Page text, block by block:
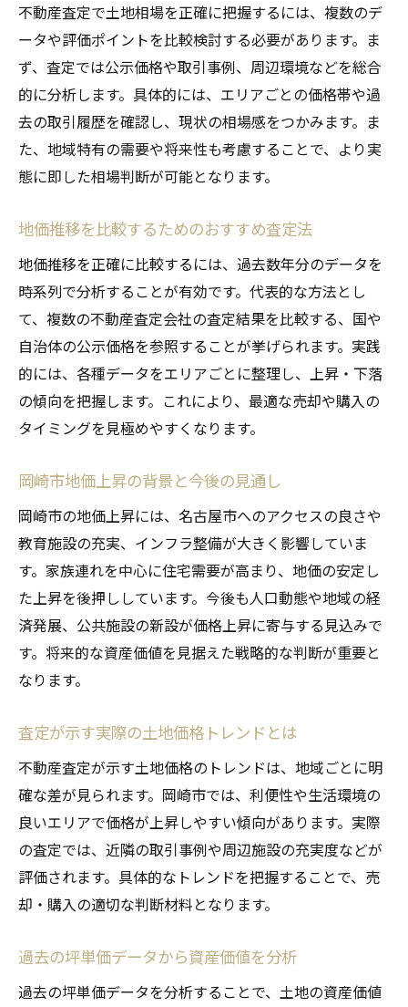
不動産査定で土地相場を正確に把握するには、複数のデ
ータや評価ポイントを比較検討する必要があります。ま
ず、査定では公示価格や取引事例、周辺環境などを総合
的に分析します。具体的には、エリアごとの価格帯や過
去の取引履歴を確認し、現状の相場感をつかみます。ま
た、地域特有の需要や将来性も考慮することで、より実
態に即した相場判断が可能となります。
地価推移を比較するためのおすすめ査定法
地価推移を正確に比較するには、過去数年分のデータを
時系列で分析することが有効です。代表的な方法とし
て、複数の不動産査定会社の査定結果を比較する、国や
自治体の公示価格を参照することが挙げられます。実践
的には、各種データをエリアごとに整理し、上昇・下落
の傾向を把握します。これにより、最適な売却や購入の
タイミングを見極めやすくなります。
岡崎市地価上昇の背景と今後の見通し
岡崎市の地価上昇には、名古屋市へのアクセスの良さや
教育施設の充実、インフラ整備が大きく影響していま
す。家族連れを中心に住宅需要が高まり、地価の安定し
た上昇を後押ししています。今後も人口動態や地域の経
済発展、公共施設の新設が価格上昇に寄与する見込みで
す。将来的な資産価値を見据えた戦略的な判断が重要と
なります。
査定が示す実際の土地価格トレンドとは
不動産査定が示す土地価格のトレンドは、地域ごとに明
確な差が見られます。岡崎市では、利便性や生活環境の
良いエリアで価格が上昇しやすい傾向があります。実際
の査定では、近隣の取引事例や周辺施設の充実度などが
評価されます。具体的なトレンドを把握することで、売
却・購入の適切な判断材料となります。
過去の坪単価データから資産価値を分析
過去の坪単価データを分析することで、土地の資産価値